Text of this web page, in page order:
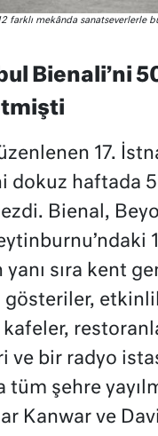
farklı mekânda sanatseverlerle
Bienali’ni
17.
dokuz haftada
Bienal,
yanı sıra kent
kafeler,
ve bir radyo
tüm şehre
Kanwar ve